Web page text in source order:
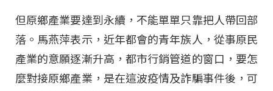
但原鄉產業要達到永續，不能單單只靠把人帶回部
落。馬燕萍表示，近年都會的青年族人，從事原民
產業的意願逐漸升高，都市行銷管道的窗口，要怎
麼對接原鄉產業，是在這波疫情及詐騙事件後，可